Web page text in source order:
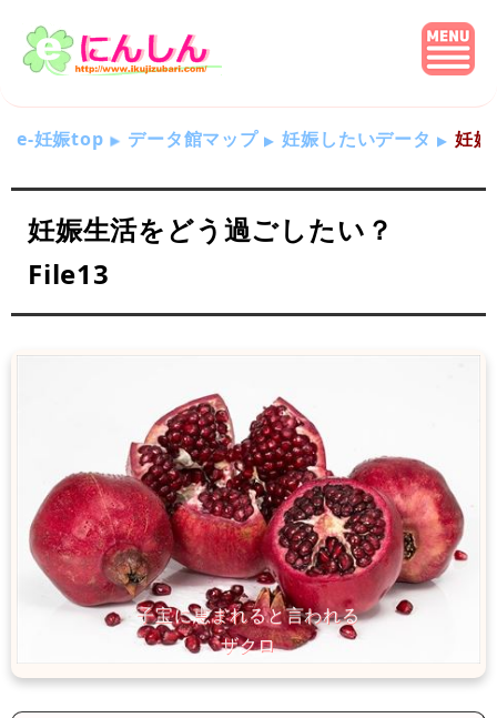
e-妊娠top データ館マップ 妊娠したいデータ 妊
妊娠生活をどう過ごしたい？
File13